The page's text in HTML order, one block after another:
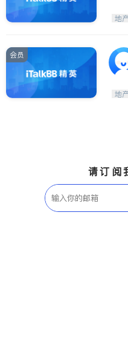
地
会员
地
请订阅